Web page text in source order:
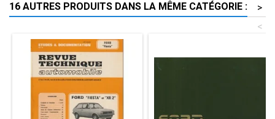
16 AUTRES PRODUITS DANS LA MÊME CATÉGORIE :
>
<